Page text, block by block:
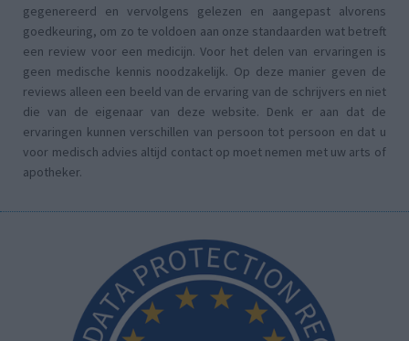
gegenereerd en vervolgens gelezen en aangepast alvorens
goedkeuring, om zo te voldoen aan onze standaarden wat betreft
een review voor een medicijn. Voor het delen van ervaringen is
geen medische kennis noodzakelijk. Op deze manier geven de
reviews alleen een beeld van de ervaring van de schrijvers en niet
die van de eigenaar van deze website. Denk er aan dat de
ervaringen kunnen verschillen van persoon tot persoon en dat u
voor medisch advies altijd contact op moet nemen met uw arts of
apotheker.